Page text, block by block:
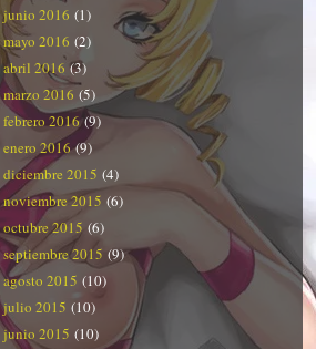
junio 2016 (1)
mayo 2016 (2)
abril 2016 (3)
marzo 2016 (5)
febrero 2016(9)
enero 2016(9)
diciembre 2015 (4)
noviembre 2015 (6)
octubre 2015 (6)
septiembre 2015 (9)
agosto 2015 (10)
julio 2015 (10)
junio 2015 (10)